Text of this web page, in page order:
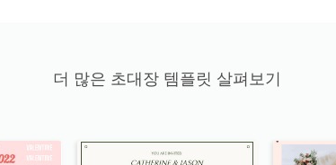
더 많은 초대장 템플릿 살펴보기